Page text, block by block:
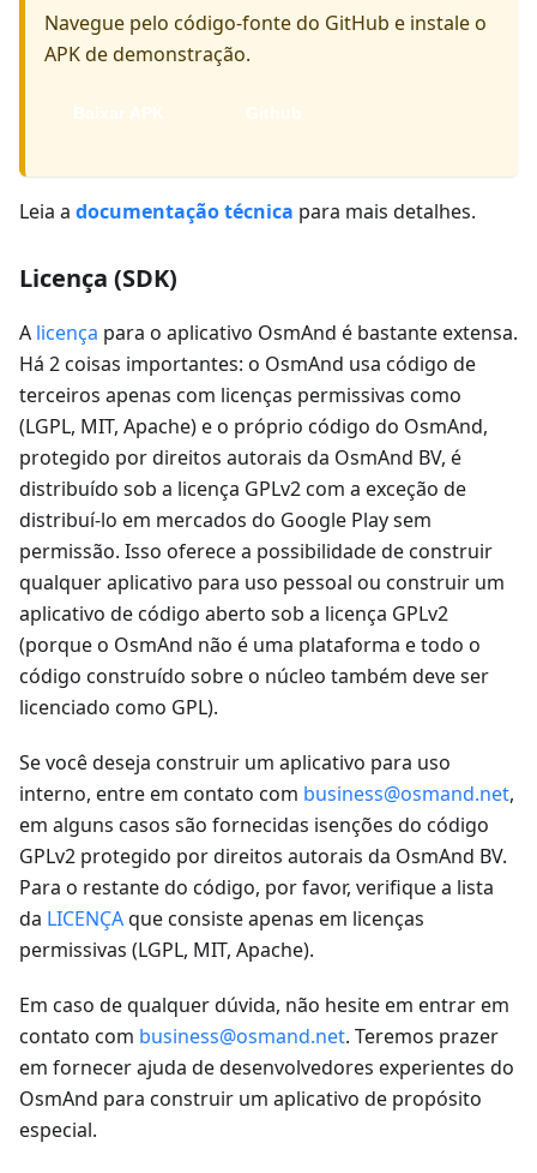
Navegue pelo código-fonte do GitHub e instale o
APK de demonstração.
Baixar APK Github
Leia a documentação técnica para mais detalhes.
Licença (SDK)
A licença para o aplicativo OsmAnd é bastante extensa.
Há 2 coisas importantes: o OsmAnd usa código de
terceiros apenas com licenças permissivas como
(LGPL, MIT, Apache) e o próprio código do OsmAnd,
protegido por direitos autorais da OsmAnd BV, é
distribuído sob a licença GPLv2 com a exceção de
distribuí-lo em mercados do Google Play sem
permissão. Isso oferece a possibilidade de construir
qualquer aplicativo para uso pessoal ou construir um
aplicativo de código aberto sob a licença GPLv2
(porque o OsmAnd não é uma plataforma e todo o
código construído sobre o núcleo também deve ser
licenciado como GPL).
Se você deseja construir um aplicativo para uso
interno, entre em contato com business@osmand.net,
em alguns casos são fornecidas isenções do código
GPLv2 protegido por direitos autorais da OsmAnd BV.
Para o restante do código, por favor, verifique a lista
da LICENÇAque consiste apenas em licenças
permissivas (LGPL, MIT, Apache).
Em caso de qualquer dúvida, não hesite em entrar em
contato com business@osmand.net. Teremos prazer
em fornecer ajuda de desenvolvedores experientes do
OsmAnd para construir um aplicativo de propósito
especial.